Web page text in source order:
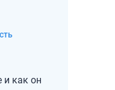
и как он